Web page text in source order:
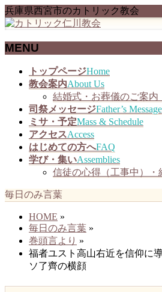
兵庫県西宮市のカトリック教会
MENU
トップページHome
教会案内About Us
結婚式・お葬儀のご案内
司祭メッセージFather’s Message
ミサ・予定Mass & Schedule
アクセスAccess
はじめての方へFAQ
学び・集いAssemblies
信徒の心得（工事中）・
毎日のみ言葉
HOME »
毎日のみ言葉 »
巻頭言より »
福者ユスト高山右近を信仰に
ソ了齊の横顔